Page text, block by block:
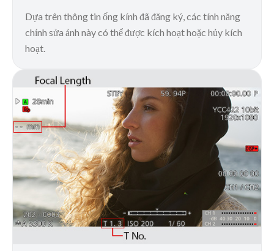
Dựa trên thông tin ống kính đã đăng ký, các tính năng
chỉnh sửa ảnh này có thể được kích hoạt hoặc hủy kích
hoạt.